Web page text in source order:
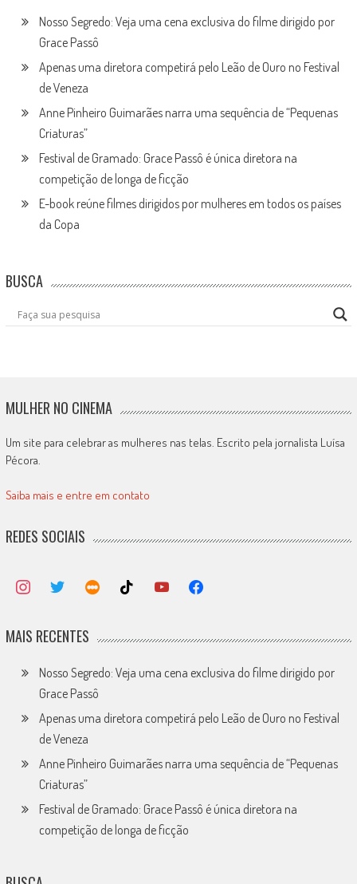
Nosso Segredo: Veja uma cena exclusiva do filme dirigido por
Grace Passô
Apenas uma diretora competirá pelo Leão de Ouro no Festival
de Veneza
Anne Pinheiro Guimarães narra uma sequência de “Pequenas
Criaturas”
Festival de Gramado: Grace Passô é única diretora na
competição de longa de ficção
E-book reúne filmes dirigidos por mulheres em todos os países
da Copa
BUSCA
MULHER NO CINEMA
Um site para celebrar as mulheres nas telas. Escrito pela jornalista Luísa
Pécora.
Saiba mais e entre em contato
REDES SOCIAIS
MAIS RECENTES
Nosso Segredo: Veja uma cena exclusiva do filme dirigido por
Grace Passô
Apenas uma diretora competirá pelo Leão de Ouro no Festival
de Veneza
Anne Pinheiro Guimarães narra uma sequência de “Pequenas
Criaturas”
Festival de Gramado: Grace Passô é única diretora na
competição de longa de ficção